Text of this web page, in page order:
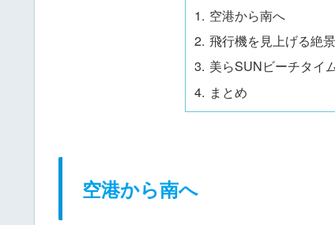
空港から南へ
飛行機を見上げる絶
美らSUNビーチタイ
まとめ
空港から南へ